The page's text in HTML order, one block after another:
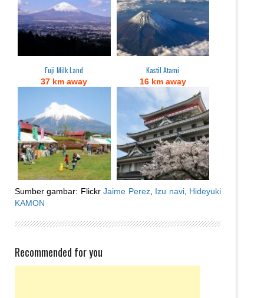
Fuji Milk Land
37 km away
Kastil Atami
16 km away
Sumber gambar: FlickrJaime Perez, Izu navi, Hideyuki
KAMON
Recommended for you